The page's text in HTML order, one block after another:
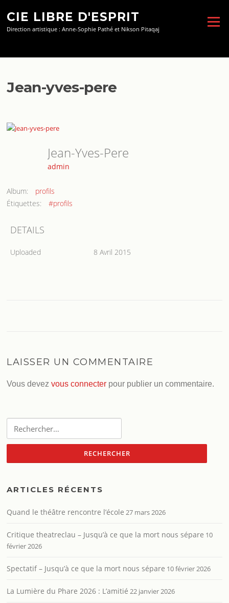
contenu
CIE LIBRE D'ESPRIT
Direction artistique : Anne-Sophie Pathé et Nikson Pitaqaj
Menu
Jean-yves-pere
Jean-Yves-Pere
admin
Album:
profils
Étiquettes:
#profils
DETAILS
Uploaded 8 Avril 2015
LAISSER UN COMMENTAIRE
Vous devezvous connecter pour publier un commentaire.
ARTICLES RÉCENTS
Quand le théâtre rencontre l’école 27 mars 2026
Critique theatreclau – Jusqu’à ce que la mort nous sépare 10
février 2026
Spectatif – Jusqu’à ce que la mort nous sépare 10 février 2026
La Lumière du Phare 2026 : L’amitié 22 janvier 2026